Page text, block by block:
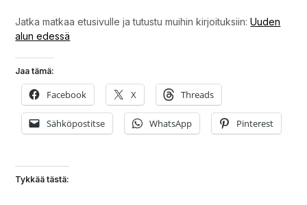
Jatka matkaa etusivulle ja tutustu muihin kirjoituksiin:Uuden
alun edessä
Jaa tämä:
Facebook X Threads
Sähköpostitse WhatsApp Pinterest
Tykkää tästä: